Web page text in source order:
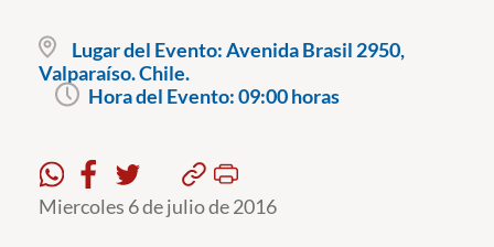
Pregrado
Postgrado
Estudiantes
Lugar del Evento:Avenida Brasil 2950,
Valparaíso. Chile.
Hora del Evento:09:00 horas
Miercoles 6 de julio de 2016